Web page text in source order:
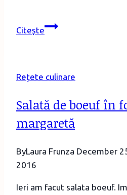
CiteșteTort
Rețete culinare
Salată de boeuf în
margaretă
ByLaura Frunza December
2016
Ieri am facut salata boeuf.